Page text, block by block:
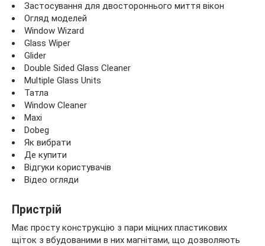
Застосування для двостороннього миття вікон
Огляд моделей
Window Wizard
Glass Wiper
Glider
Double Sided Glass Cleaner
Multiple Glass Units
Татла
Window Cleaner
Maxi
Dobeg
Як вибрати
Де купити
Відгуки користувачів
Відео огляди
Пристрій
Має просту конструкцію з пари міцних пластикових
щіток з вбудованими в них магнітами, що дозволяють